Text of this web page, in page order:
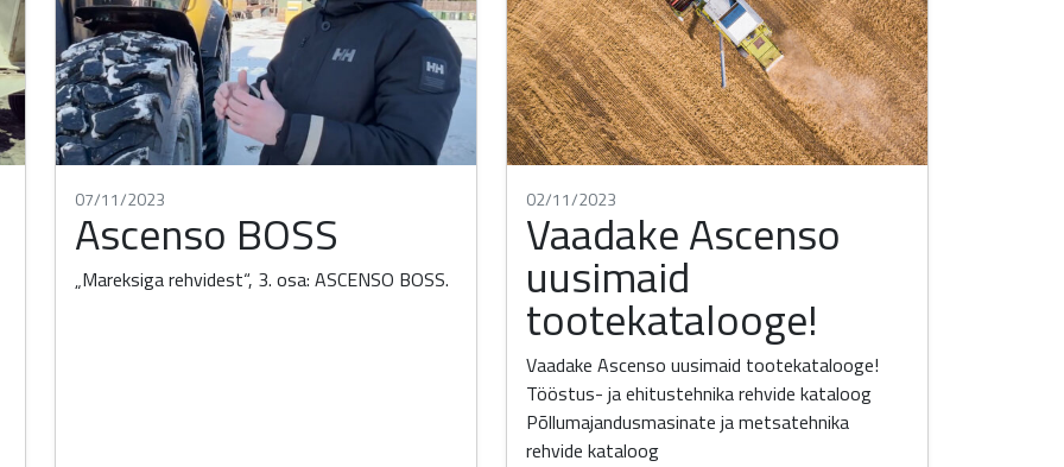
07/11/2023
Ascenso BOSS
„Mareksiga rehvidest“, 3. osa: ASCENSO BOSS.
02/11/2023
Vaadake Ascenso
uusimaid
tootekatalooge!
Vaadake Ascenso uusimaid tootekatalooge!
Tööstus- ja ehitustehnika rehvide kataloog
Põllumajandusmasinate ja metsatehnika
rehvide kataloog